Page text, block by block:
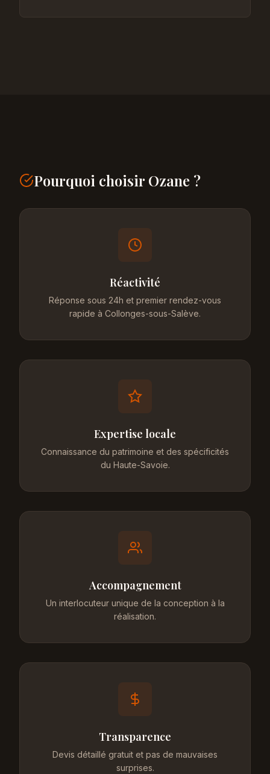
Pourquoi choisir Ozane ?
Réactivité
Réponse sous 24h et premier rendez-vous
rapide à Collonges-sous-Salève.
Expertise locale
Connaissance du patrimoine et des spécificités
du Haute-Savoie.
Accompagnement
Un interlocuteur unique de la conception à la
réalisation.
Transparence
Devis détaillé gratuit et pas de mauvaises
surprises.